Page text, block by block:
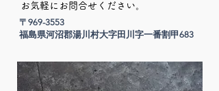
​お気軽にお問合せください。
〒969-3553
​福島県河沼郡湯川村大字田川字一番割甲683